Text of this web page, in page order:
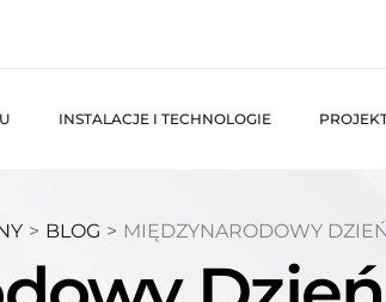
INSTALACJE I TECHNOLOGIE
> BLOG > MIĘDZYNARODOWY